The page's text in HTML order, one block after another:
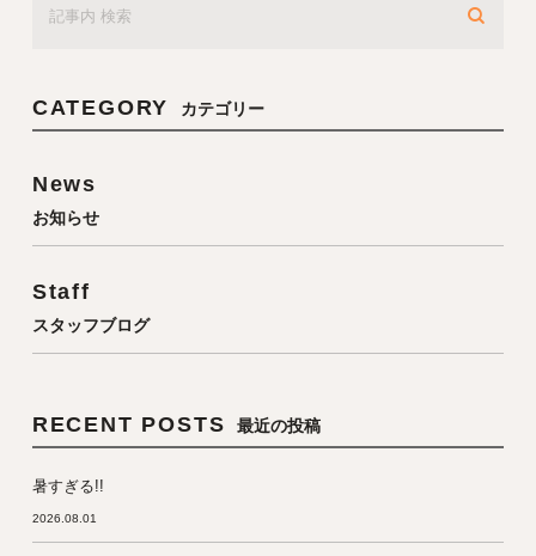
CATEGORY カテゴリー
News
お知らせ
Staff
スタッフブログ
RECENT POSTS 最近の投稿
暑すぎる!!
2026.08.01